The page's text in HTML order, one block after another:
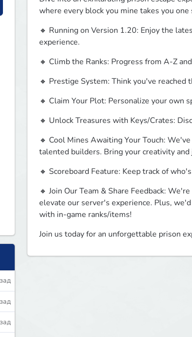
where every block you mine takes you
🔸 Running on Version 1.20: Enjoy the
experience.
🔸 Climb the Ranks: Progress from A-Z
🔸 Prestige System: Think you've reached
🔸 Claim Your Plot: Personalize your own
🔸 Unlock Treasures with Keys/Crates:
🔸 Cool Mines Awaiting Your Touch:
talented builders. Bring your creativity and
🔸 Scoreboard Feature: Keep track of
🔸 Join Our Team & Share Feedback:
elevate our server's experience. Plus,
with in-game ranks/items!
Join us today for an unforgettable prison